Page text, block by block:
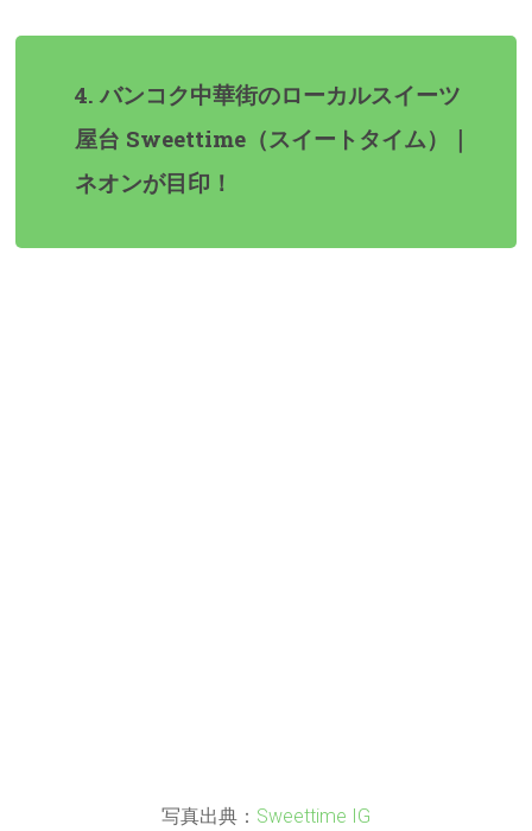
4. バンコク中華街のローカルスイーツ
屋台 Sweettime（スイートタイム）｜
ネオンが目印！
写真出典： Sweettime IG